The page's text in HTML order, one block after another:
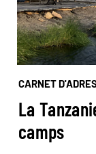
CARNET
La
camps